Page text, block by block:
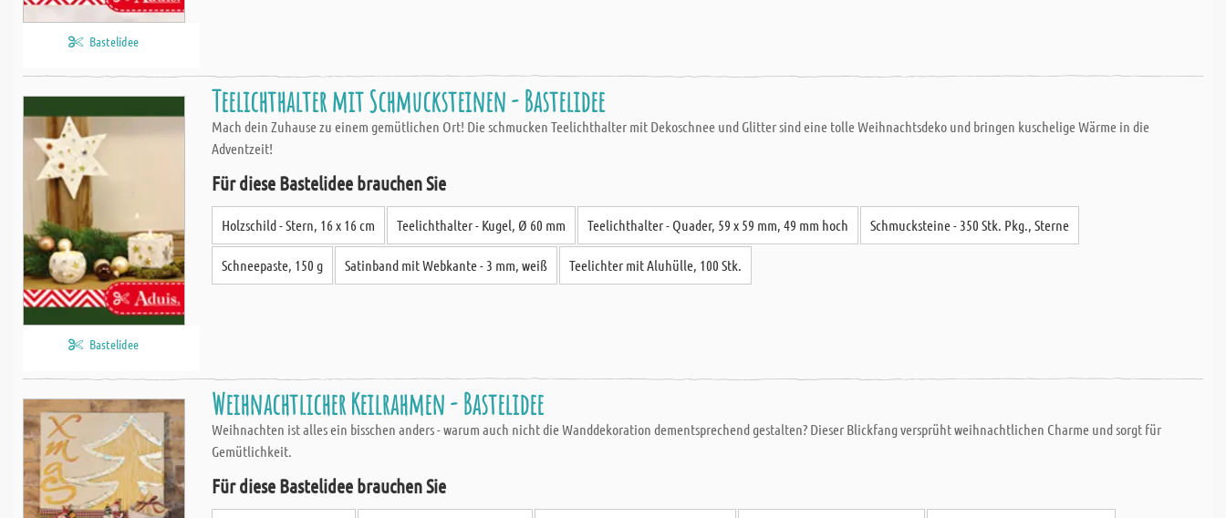
Bastelidee
Bastelidee
Teelichthalter mit Schmucksteinen - Bastelidee
Mach dein Zuhause zu einem gemütlichen Ort! Die schmucken Teelichthalter mit Dekoschnee und Glitter sind eine tolle Weihnachtsdeko und bringen kuschelige Wärme in die
Adventzeit!
Für diese Bastelidee brauchen Sie
Holzschild - Stern, 16 x 16 cm Teelichthalter - Kugel, Ø 60 mm Teelichthalter - Quader, 59 x 59 mm, 49 mm hoch Schmucksteine - 350 Stk. Pkg., Sterne
Schneepaste, 150 g Satinband mit Webkante - 3 mm, weiß Teelichter mit Aluhülle, 100 Stk.
Weihnachtlicher Keilrahmen - Bastelidee
Weihnachten ist alles ein bisschen anders - warum auch nicht die Wanddekoration dementsprechend gestalten? Dieser Blickfang versprüht weihnachtlichen Charme und sorgt für
Gemütlichkeit.
Für diese Bastelidee brauchen Sie